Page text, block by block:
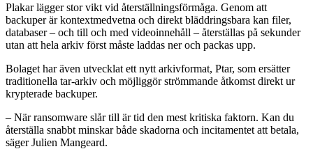
Plakar lägger stor vikt vid återställningsförmåga. Genom att
backuper är kontextmedvetna och direkt bläddringsbara kan filer,
databaser – och till och med videoinnehåll – återställas på sekunder
utan att hela arkiv först måste laddas ner och packas upp.
Bolaget har även utvecklat ett nytt arkivformat, Ptar, som ersätter
traditionella tar-arkiv och möjliggör strömmande åtkomst direkt ur
krypterade backuper.
– När ransomware slår till är tid den mest kritiska faktorn. Kan du
återställa snabbt minskar både skadorna och incitamentet att betala,
säger Julien Mangeard.